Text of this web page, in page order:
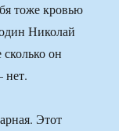
тоже кровью
Николай
он
Этот